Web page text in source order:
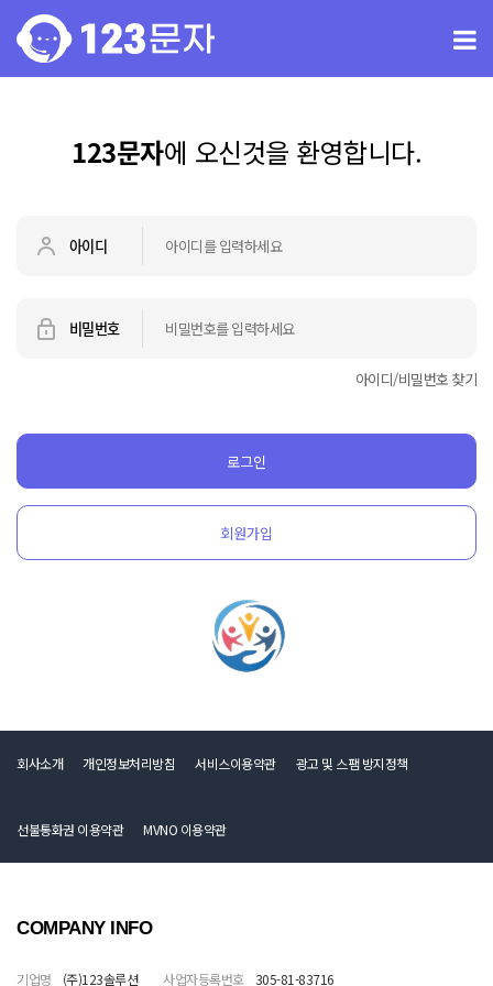
123문자에 오신것을 환영합니다.
아이디
비밀번호
아이디/비밀번호 찾기
로그인
회원가입
회사소개 개인정보처리방침 서비스이용약관 광고 및 스팸 방지정책
선불통화권 이용약관 MVNO 이용약관
COMPANY INFO
기업명 (주)123솔루션 사업자등록번호 305-81-83716